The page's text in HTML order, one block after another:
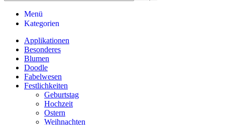
Menü
Kategorien
Applikationen
Besonderes
Blumen
Doodle
Fabelwesen
Festlichkeiten
Geburtstag
Hochzeit
Ostern
Weihnachten